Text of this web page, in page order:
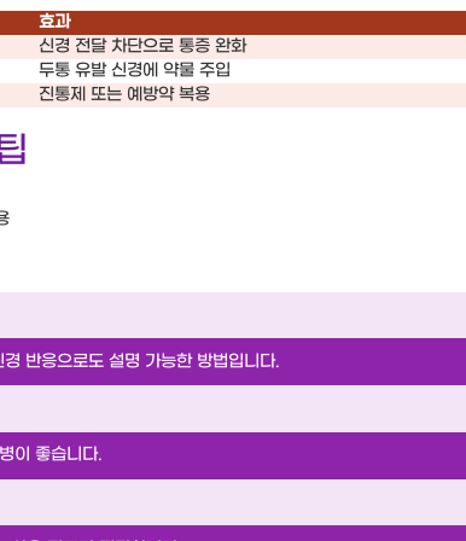
효과
신경 전달 차단으로 통증 완화
두통 유발 신경에 약물 주입
진통제 또는 예방약 복용
반응으로도 설명 가능한 방법입니다.
이 좋습니다.